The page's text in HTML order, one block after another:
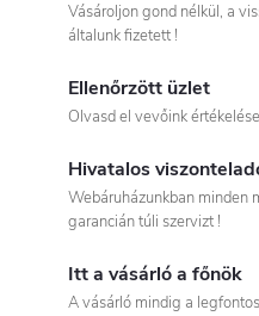
Vásároljon gond nélkül, a
általunk fizetett !
Ellenőrzött üzlet
Olvasd el vevőink
Hivatalos
Webáruházunkban minden
garancián túli szervizt !
Itt a vásárló a főnök
A vásárló mindig a